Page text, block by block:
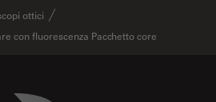
ottici
con fluorescenza Pacchetto core